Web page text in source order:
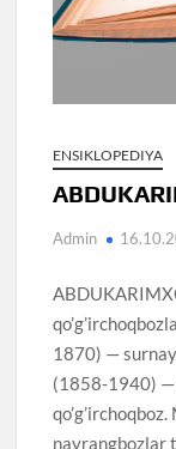
ENSIKLOPEDIYA
Admin
1870) —
(1858-1940) —
nayrangbozlar